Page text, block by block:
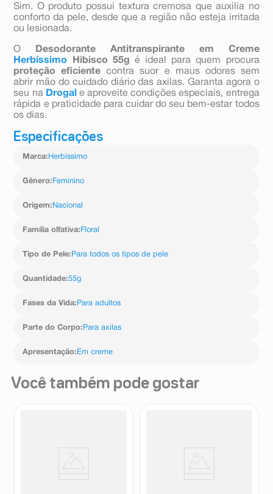
Sim. O produto possui textura cremosa que auxilia no
conforto da pele, desde que a região não esteja irritada
ou lesionada.
O
Desodorante Antitranspirante em Creme
Herbíssimo
Hibisco 55g é ideal para quem procura
proteção eficiente contra suor e maus odores sem
abrir mão do cuidado diário das axilas. Garanta agora o
seu na Drogal e aproveite condições especiais, entrega
rápida e praticidade para cuidar do seu bem-estar todos
os dias.
Especificações
Marca: Herbissimo
Gênero: Feminino
Origem: Nacional
Família olfativa: Floral
Tipo de Pele: Para todos os tipos de pele
Quantidade:55g
Fases da Vida: Para adultos
Parte do Corpo: Para axilas
Apresentação: Em creme
Você também pode gostar